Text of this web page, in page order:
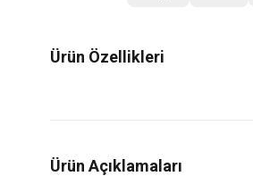
Ürün Özellikleri
Ürün Açıklamaları